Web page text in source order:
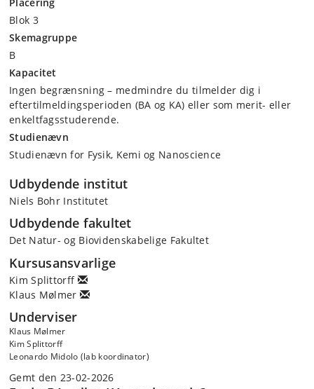
Blok 3
Skemagruppe
B
Kapacitet
Ingen begrænsning – medmindre du tilmelder dig i
eftertilmeldingsperioden (BA og KA) eller som merit- eller
enkeltfagsstuderende.
Studienævn
Studienævn for Fysik, Kemi og Nanoscience
Udbydende institut
Niels Bohr Institutet
Udbydende fakultet
Det Natur- og Biovidenskabelige Fakultet
Kursusansvarlige
Kim Splittorff
Klaus Mølmer
Underviser
Klaus Mølmer
Kim Splittorff
Leonardo Midolo (lab koordinator)
Gemt den 23-02-2026